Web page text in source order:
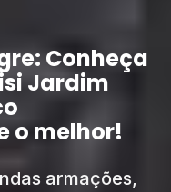
Conheça
Jardim
o melhor!
armações,